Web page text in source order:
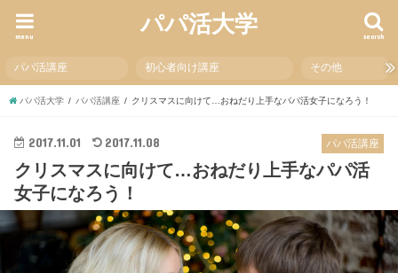
パパ活大学 search
menu
パパ活講座 初心者向け講座 その他
パパ活大学 パパ活講座 クリスマスに向けて…おねだり上手なパパ活女子になろう！
パパ活講座
2017.11.01 2017.11.08
クリスマスに向けて…おねだり上手なパパ活
女子になろう！